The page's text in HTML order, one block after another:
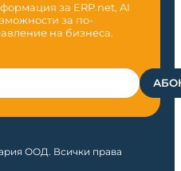
за ERP.net, AI
за по-
на бизнеса.
ООД. Всички права